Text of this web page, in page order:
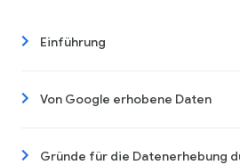
Einführung
Von Google erhobene Daten
Gründe für die Datenerhebung